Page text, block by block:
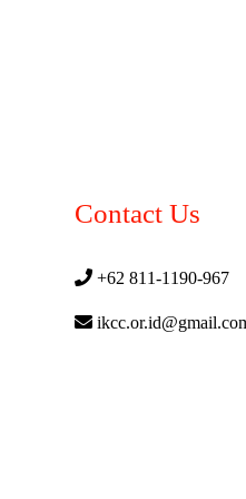
Contact Us
+62 811-1190-967